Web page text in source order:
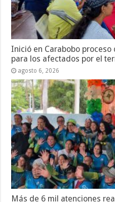
Inició en Carabobo
para los afectados por el
agosto 6, 2026
Más de 6 mil atenciones